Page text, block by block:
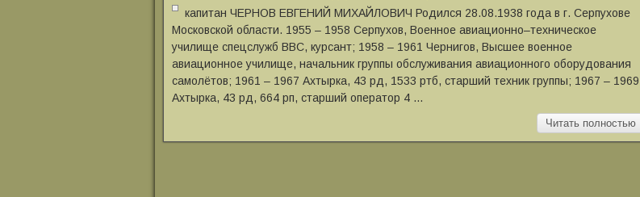
капитан ЧЕРНОВ ЕВГЕНИЙ МИХАЙЛОВИЧ Родился 28.08.1938 года в г. Серпухове
Московской области. 1955 ‒ 1958 Серпухов, Военное авиационно‒техническое
училище спецслужб ВВС, курсант; 1958 ‒ 1961 Чернигов, Высшее военное
авиационное училище, начальник группы обслуживания авиационного оборудования
самолётов; 1961 ‒ 1967 Ахтырка, 43 рд, 1533 ртб, старший техник группы; 1967 ‒ 1969
Ахтырка, 43 рд, 664 рп, старший оператор 4 …
Читать полностью